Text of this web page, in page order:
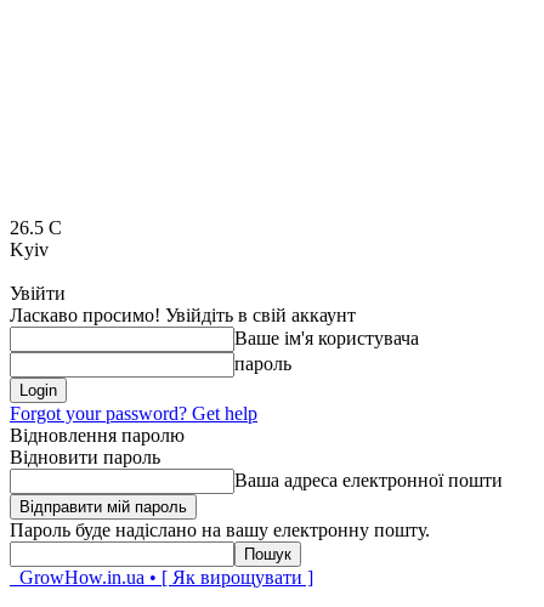
26.5 C
Kyiv
Увійти
Ласкаво просимо! Увійдіть в свій аккаунт
Ваше ім'я користувача
пароль
Forgot your password? Get help
Відновлення паролю
Відновити пароль
Ваша адреса електронної пошти
Пароль буде надіслано на вашу електронну пошту.
GrowHow.in.ua • [ Як вирощувати ]